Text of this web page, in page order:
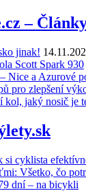
–
jinak!
Scott Spark 930
Nice a Azurové
pro zlepšení
kol, jaký nosič je
si cyklista
Všetko, čo
dní – na bicykli